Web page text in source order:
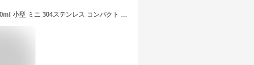
電気ケトル ポータブル電気ケトル 持ち運び 電気ポット 500ml 小型 ミニ 304ステンレス コンパクト おしゃれ 電気ポット アウトドア 真空断熱 耐久 ケトル 湯沸し器 小型 持ちやすい 保温 保冷 コーヒー お茶 車